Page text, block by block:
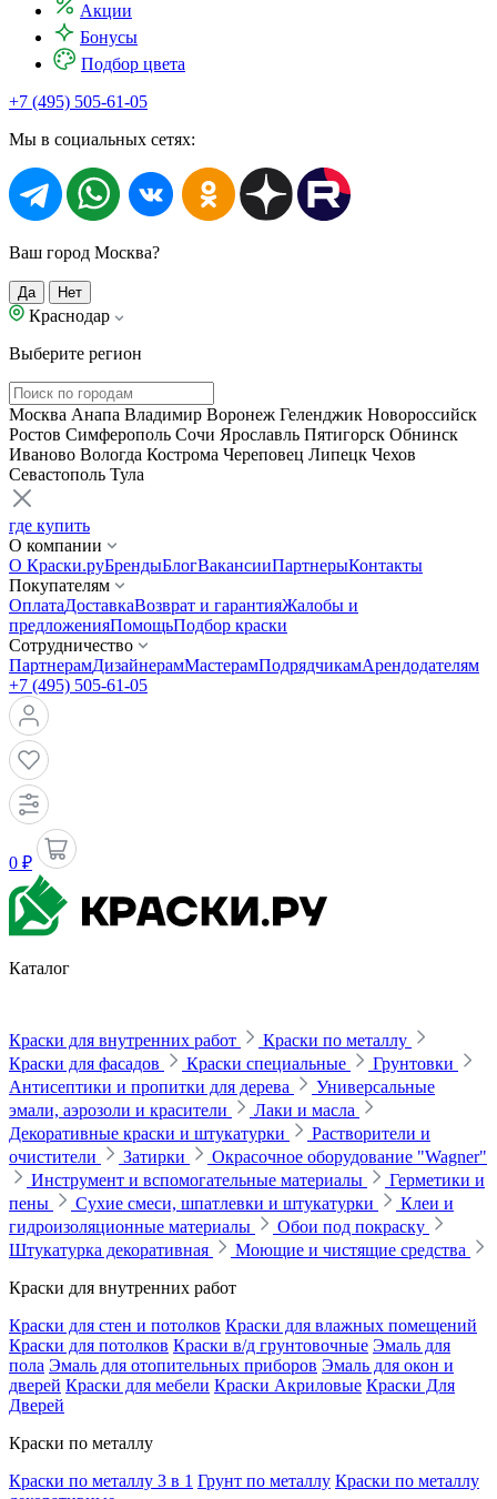
Акции
Бонусы
Подбор цвета
+7 (495) 505-61-05
Мы в социальных сетях:
Ваш город Москва?
Да Нет
Краснодар
Выберите регион
Москва Анапа Владимир Воронеж Геленджик Новороссийск
Ростов Симферополь Сочи Ярославль Пятигорск Обнинск
Иваново Вологда Кострома Череповец Липецк Чехов
Севастополь Тула
где купить
О компании
О Краски.руБрендыБлогВакансииПартнерыКонтакты
Покупателям
ОплатаДоставкаВозврат и гарантияЖалобы и
предложенияПомощьПодбор краски
Сотрудничество
ПартнерамДизайнерамМастерамПодрядчикамАрендодателям
+7 (495) 505-61-05
0 ₽
Каталог
Краски для внутренних работ
Краски по металлу
Краски для фасадов
Краски специальные
Грунтовки
Антисептики и пропитки для дерева
Универсальные
эмали, аэрозоли и красители
Лаки и масла
Декоративные краски и штукатурки
Растворители и
очистители
Затирки
Окрасочное оборудование "Wagner"
Инструмент и вспомогательные материалы
Герметики и
пены
Сухие смеси, шпатлевки и штукатурки
Клеи и
гидроизоляционные материалы
Обои под покраску
Штукатурка декоративная
Моющие и чистящие средства
Краски для внутренних работ
Краски для стен и потолков Краски для влажных помещений
Краски для потолков Краски в/д грунтовочные Эмаль для
пола Эмаль для отопительных приборов Эмаль для окон и
дверей Краски для мебели Краски Акриловые Краски Для
Дверей
Краски по металлу
Краски по металлу 3 в 1 Грунт по металлу Краски по металлу